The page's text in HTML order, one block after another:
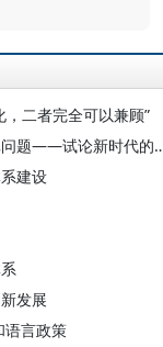
二者完全可以兼顾”
马戎：打破学科藩篱，继承中华
建设
发展
语言政策